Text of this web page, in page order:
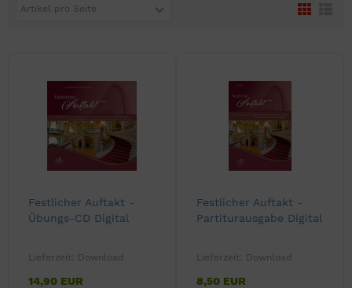
Artikel pro Seite
Festlicher Auftakt -
Übungs-CD Digital
Lieferzeit: Download
14,90 EUR
Festlicher Auftakt -
Partiturausgabe Digital
Lieferzeit: Download
8,50 EUR